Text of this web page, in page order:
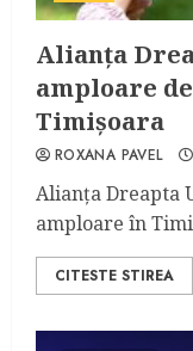
Alianța
amploare
Timișoara
ROXANA PAVEL
Alianța Dreapta
amploare în
CITESTE STIREA